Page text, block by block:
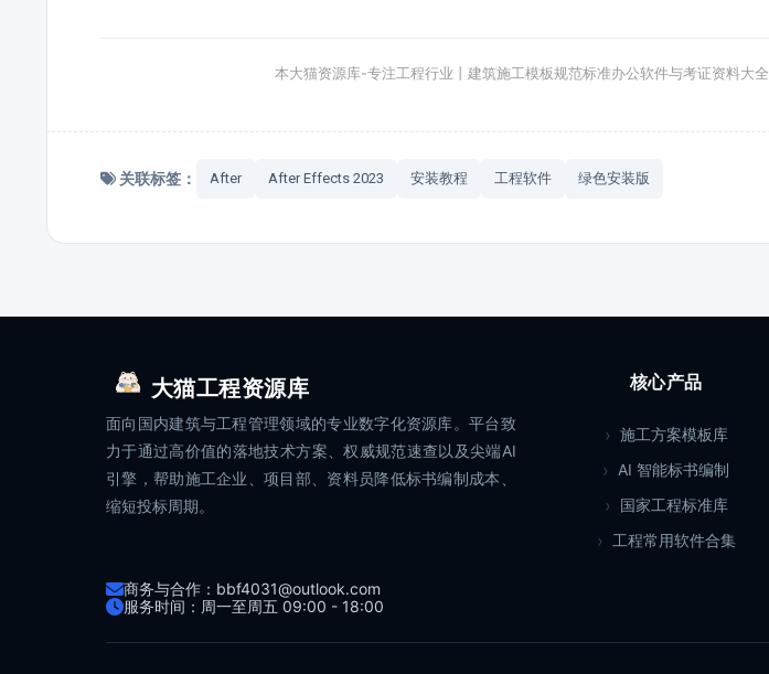
本大猫资源库-专注工程行业丨建筑施工模板规范标准办公软件与考证资料大全
关联标签： After After Effects 2023 安装教程 工程软件 绿色安装版
大猫工程资源库
面向国内建筑与工程管理领域的专业数字化资源库。平台致
力于通过高价值的落地技术方案、权威规范速查以及尖端AI
引擎，帮助施工企业、项目部、资料员降低标书编制成本、
缩短投标周期。
商务与合作：bbf4031@outlook.com
服务时间：周一至周五 09:00 - 18:00
核心产品
施工方案模板库
AI 智能标书编制
国家工程标准库
工程常用软件合集